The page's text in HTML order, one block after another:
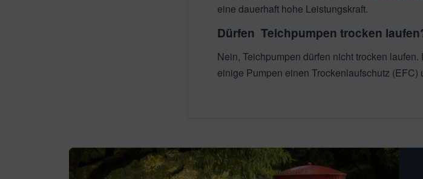
eine dauerhaft hohe Leistungskraft.
Dürfen Teichpumpen trocken
Nein, Teichpumpen dürfen nicht trocken
einige Pumpen einen Trockenlaufschutz